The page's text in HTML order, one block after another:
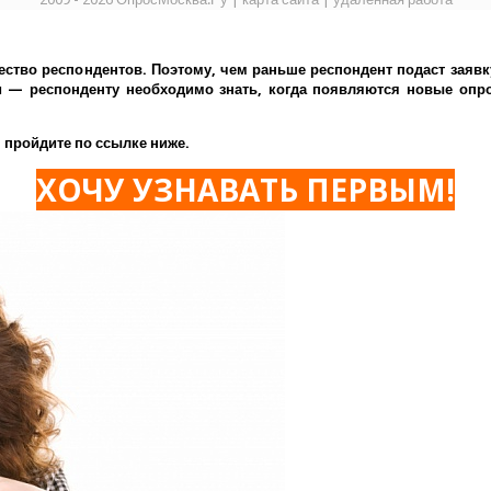
респондентов. Поэтому, чем раньше респондент подаст
респонденту необходимо знать, когда появляются новые
по ссылке ниже.
ХОЧУ УЗНАВАТЬ ПЕРВЫМ!